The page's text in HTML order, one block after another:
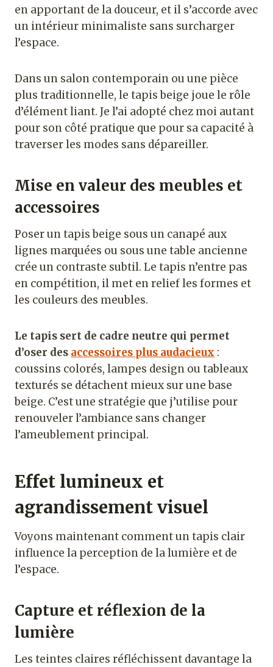
en apportant de la douceur, et il s’accorde avec
un intérieur minimaliste sans surcharger
l’espace.
Dans un salon contemporain ou une pièce
plus traditionnelle, le tapis beige joue le rôle
d’élément liant. Je l’ai adopté chez moi autant
pour son côté pratique que pour sa capacité à
traverser les modes sans dépareiller.
Mise en valeur des meubles et
accessoires
Poser un tapis beige sous un canapé aux
lignes marquées ou sous une table ancienne
crée un contraste subtil. Le tapis n’entre pas
en compétition, il met en relief les formes et
les couleurs des meubles.
Le tapis sert de cadre neutre qui permet
d’oser des accessoires plus audacieux :
coussins colorés, lampes design ou tableaux
texturés se détachent mieux sur une base
beige. C’est une stratégie que j’utilise pour
renouveler l’ambiance sans changer
l’ameublement principal.
Effet lumineux et
agrandissement visuel
Voyons maintenant comment un tapis clair
influence la perception de la lumière et de
l’espace.
Capture et réflexion de la
lumière
Les teintes claires réfléchissent davantage la